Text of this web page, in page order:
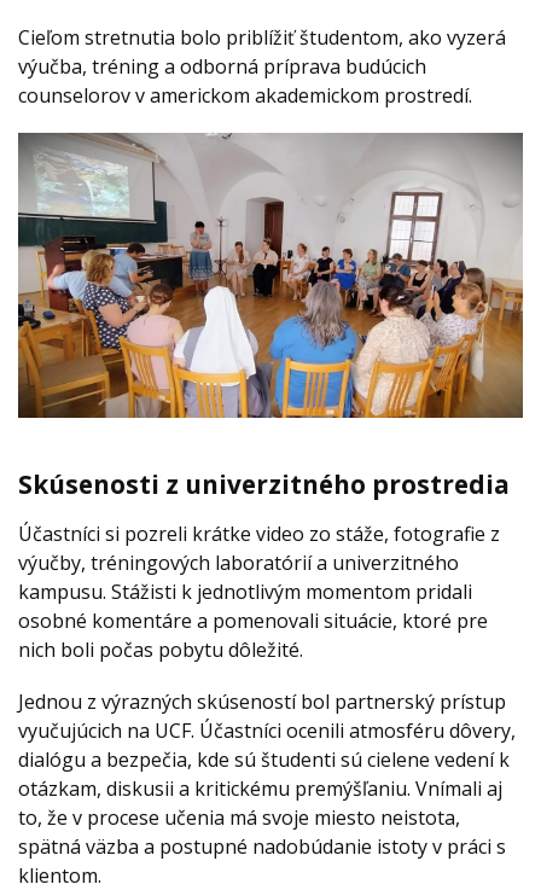
Cieľom stretnutia bolo priblížiť študentom, ako vyzerá
výučba, tréning a odborná príprava budúcich
counselorov v americkom akademickom prostredí.
Skúsenosti z univerzitného prostredia
Účastníci si pozreli krátke video zo stáže, fotografie z
výučby, tréningových laboratórií a univerzitného
kampusu. Stážisti k jednotlivým momentom pridali
osobné komentáre a pomenovali situácie, ktoré pre
nich boli počas pobytu dôležité.
Jednou z výrazných skúseností bol partnerský prístup
vyučujúcich na UCF. Účastníci ocenili atmosféru dôvery,
dialógu a bezpečia, kde sú študenti sú cielene vedení k
otázkam, diskusii a kritickému premýšľaniu. Vnímali aj
to, že v procese učenia má svoje miesto neistota,
spätná väzba a postupné nadobúdanie istoty v práci s
klientom.